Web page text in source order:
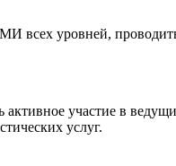
уровней,
участие в
услуг.